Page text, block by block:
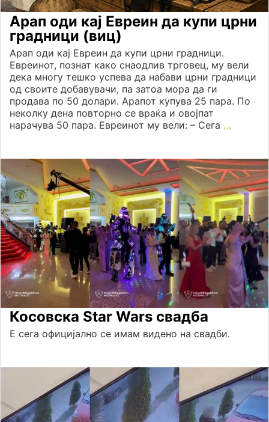
Арап оди кај Евреин да купи црни
градници (виц)
Арап оди кај Евреин да купи црни градници.
Евреинот, познат како снаодлив трговец, му вели
дека многу тешко успева да набави црни градници
од своите добавувачи, па затоа мора да ги
продава по 50 долари. Арапот купува 25 пара. По
неколку дена повторно се враќа и овојпат
нарачува 50 пара. Евреинот му вели: – Сега …
Косовска Star Wars свадба
Е сега официјално се имам видено на свадби.